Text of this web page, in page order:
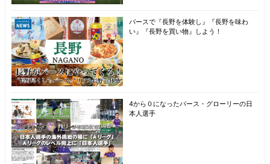
パースで『長野を体験し』『長野を味わ
い』『長野を買い物』しよう！
4から０になったパース・グローリーの日
本人選手